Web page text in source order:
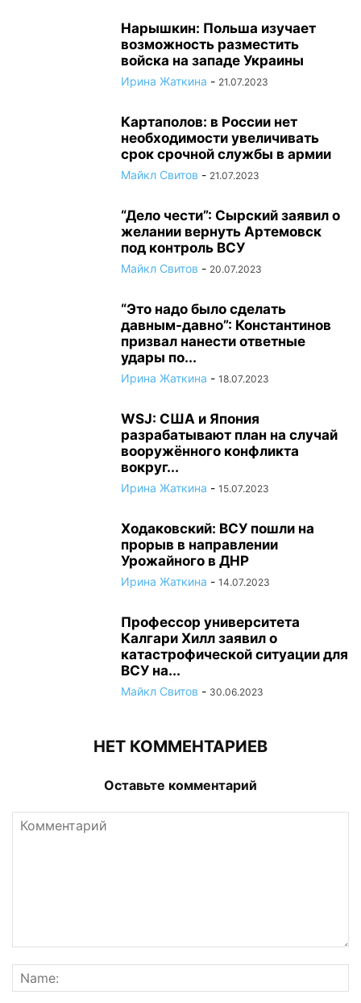
Нарышкин: Польша изучает
возможность разместить
войска на западе Украины
Ирина Жаткина - 21.07.2023
Картаполов: в России нет
необходимости увеличивать
срок срочной службы в армии
Майкл Свитов - 21.07.2023
“Дело чести”: Сырский заявил о
желании вернуть Артемовск
под контроль ВСУ
Майкл Свитов - 20.07.2023
“Это надо было сделать
давным-давно”: Константинов
призвал нанести ответные
удары по...
Ирина Жаткина - 18.07.2023
WSJ: США и Япония
разрабатывают план на случай
вооружённого конфликта
вокруг...
Ирина Жаткина - 15.07.2023
Ходаковский: ВСУ пошли на
прорыв в направлении
Урожайного в ДНР
Ирина Жаткина - 14.07.2023
Профессор университета
Калгари Хилл заявил о
катастрофической ситуации для
ВСУ на...
Майкл Свитов - 30.06.2023
НЕТ КОММЕНТАРИЕВ
Оставьте комментарий